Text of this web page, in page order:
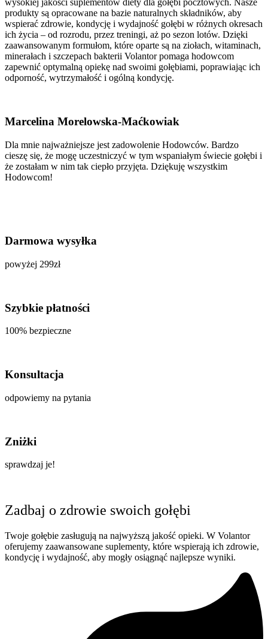
wysokiej jakości suplementów diety dla gołębi pocztowych. Nasze
produkty są opracowane na bazie naturalnych składników, aby
wspierać zdrowie, kondycję i wydajność gołębi w różnych okresach
ich życia – od rozrodu, przez treningi, aż po sezon lotów. Dzięki
zaawansowanym formułom, które oparte są na ziołach, witaminach,
minerałach i szczepach bakterii Volantor pomaga hodowcom
zapewnić optymalną opiekę nad swoimi gołębiami, poprawiając ich
odporność, wytrzymałość i ogólną kondycję.
Marcelina Morelowska-Maćkowiak
Dla mnie najważniejsze jest zadowolenie Hodowców. Bardzo
cieszę się, że mogę uczestniczyć w tym wspaniałym świecie gołębi i
że zostałam w nim tak ciepło przyjęta. Dziękuję wszystkim
Hodowcom!
Darmowa wysyłka
powyżej 299zł
Szybkie płatności
100% bezpieczne
Konsultacja
odpowiemy na pytania
Zniżki
sprawdzaj je!
Zadbaj o zdrowie swoich gołębi
Twoje gołębie zasługują na najwyższą jakość opieki. W Volantor
oferujemy zaawansowane suplementy, które wspierają ich zdrowie,
kondycję i wydajność, aby mogły osiągnąć najlepsze wyniki.